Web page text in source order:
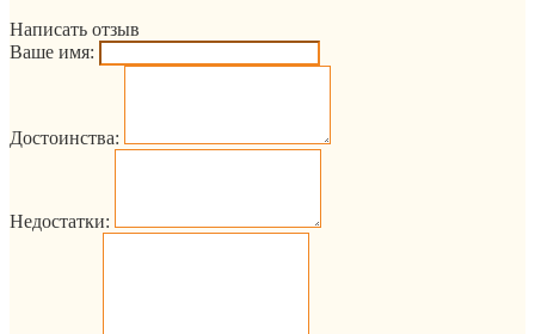
Написать отзыв
Ваше имя:
Достоинства:
Недостатки: